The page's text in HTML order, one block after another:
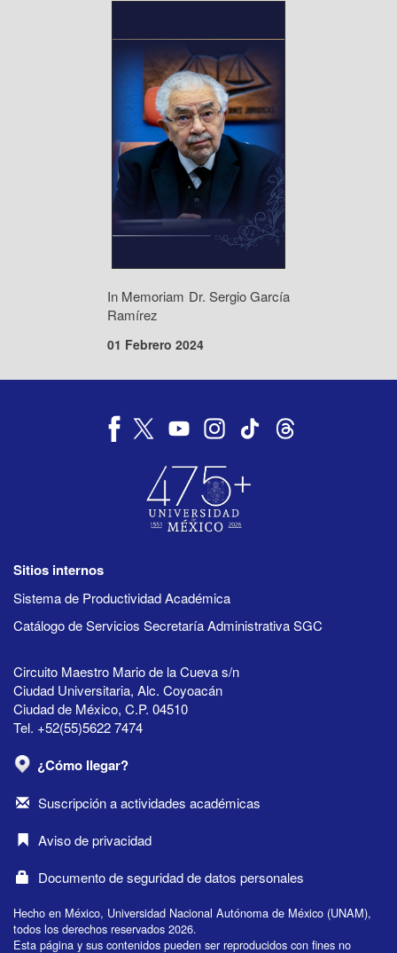
In Memoriam Dr. Sergio García
Ramírez
01 Febrero 2024
Sitios internos
Sistema de Productividad Académica
Catálogo de Servicios Secretaría Administrativa SGC
Circuito Maestro Mario de la Cueva s/n
Ciudad Universitaria, Alc. Coyoacán
Ciudad de México, C.P. 04510
Tel. +52(55)5622 7474
¿Cómo llegar?
Suscripción a actividades académicas
Aviso de privacidad
Documento de seguridad de datos personales
Hecho en México, Universidad Nacional Autónoma de México (UNAM),
todos los derechos reservados 2026.
Esta página y sus contenidos pueden ser reproducidos con fines no